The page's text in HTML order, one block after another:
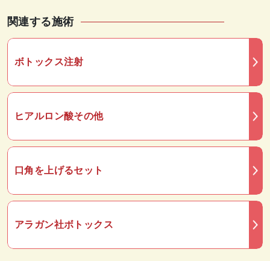
関連する施術
ボトックス注射
ヒアルロン酸その他
口角を上げるセット
アラガン社ボトックス